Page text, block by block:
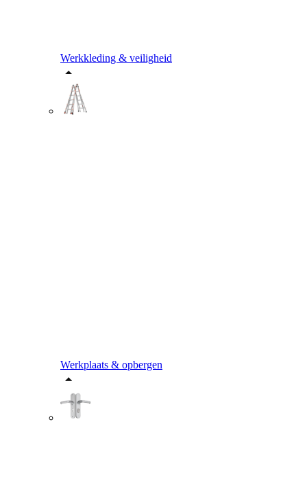
Werkkleding & veiligheid
Werkplaats & opbergen